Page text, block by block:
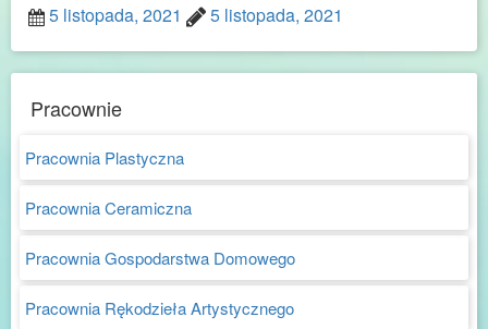
5 listopada, 2021
5 listopada, 2021
Pracownie
Pracownia Plastyczna
Pracownia Ceramiczna
Pracownia Gospodarstwa Domowego
Pracownia Rękodzieła Artystycznego